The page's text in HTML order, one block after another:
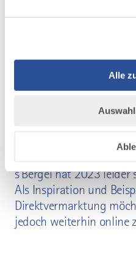
Alle
Wochen durch Stadt und Land
s'Bergei hat 2023 leider
Als Inspiration und
Direktvermarktung
jedoch weiterhin online